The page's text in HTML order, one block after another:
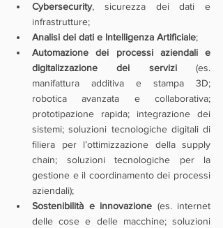
Cybersecurity, sicurezza dei dati e
infrastrutture;
Analisi dei dati e Intelligenza Artificiale;
Automazione dei processi aziendali e
digitalizzazione dei servizi (es.
manifattura additiva e stampa 3D;
robotica avanzata e collaborativa;
prototipazione rapida; integrazione dei
sistemi; soluzioni tecnologiche digitali di
filiera per l’ottimizzazione della supply
chain; soluzioni tecnologiche per la
gestione e il coordinamento dei processi
aziendali);
Sostenibilità e innovazione (es. internet
delle cose e delle macchine; soluzioni